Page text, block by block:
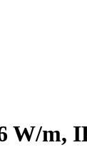
W/m,